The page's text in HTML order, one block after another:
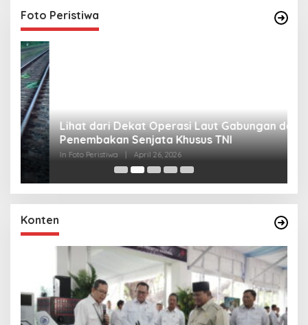
Foto Peristiwa
Lihat dari Dekat Operasi Laut Gabungan dan
Penembakan Senjata Khusus TNI
In Foto Peristiwa | April 26, 2026
Konten